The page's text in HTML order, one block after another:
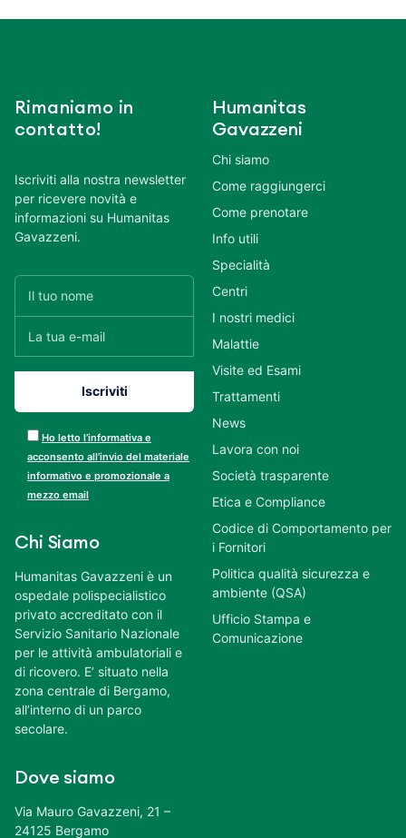
Rimaniamo in
contatto!
Iscriviti alla nostra newsletter
per ricevere novità e
informazioni su Humanitas
Gavazzeni.
Ho letto l’informativa e
acconsento all’invio del materiale
informativo e promozionale a
mezzo email
Chi Siamo
Humanitas Gavazzeni è un
ospedale polispecialistico
privato accreditato con il
Servizio Sanitario Nazionale
per le attività ambulatoriali e
di ricovero. E’ situato nella
zona centrale di Bergamo,
all’interno di un parco
secolare.
Dove siamo
Via Mauro Gavazzeni, 21 –
24125 Bergamo
Humanitas
Gavazzeni
Chi siamo
Come raggiungerci
Come prenotare
Info utili
Specialità
Centri
I nostri medici
Malattie
Visite ed Esami
Trattamenti
News
Lavora con noi
Società trasparente
Etica e Compliance
Codice di Comportamento per
i Fornitori
Politica qualità sicurezza e
ambiente (QSA)
Ufficio Stampa e
Comunicazione